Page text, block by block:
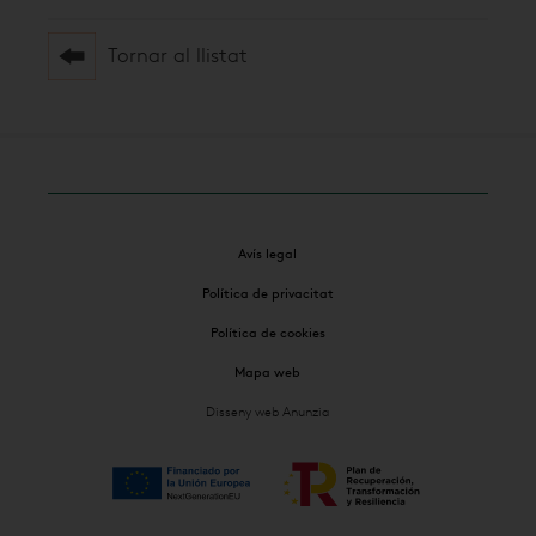
Tornar al llistat
Avís legal
Política de privacitat
Política de cookies
Mapa web
Disseny web Anunzia